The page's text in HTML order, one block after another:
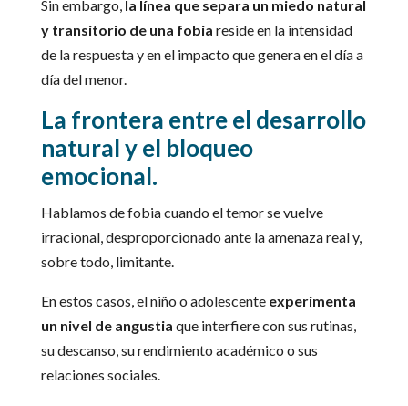
Sin embargo, la línea que separa un miedo natural
y transitorio de una fobia reside en la intensidad
de la respuesta y en el impacto que genera en el día a
día del menor.
La frontera entre el desarrollo
natural y el bloqueo
emocional.
Hablamos de fobia cuando el temor se vuelve
irracional, desproporcionado ante la amenaza real y,
sobre todo, limitante.
En estos casos, el niño o adolescente experimenta
un nivel de angustia que interfiere con sus rutinas,
su descanso, su rendimiento académico o sus
relaciones sociales.